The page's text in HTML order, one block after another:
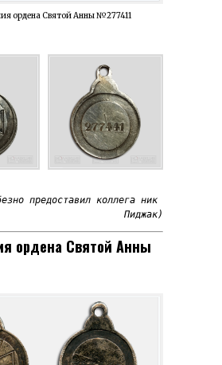
ордена Святой Анны №277411
предоставил коллега ник
Пиджак)
ордена Святой Анны